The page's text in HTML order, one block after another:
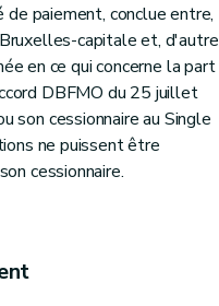
paiement, conclue entre,
capitale et, d'autre
en ce qui concerne la part
DBFMO du 25 juillet
son cessionnaire au Single
ne puissent être
cessionnaire.